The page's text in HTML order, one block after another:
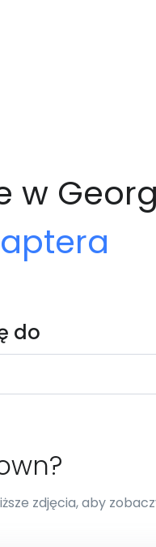
w
do
zdjęcia, aby